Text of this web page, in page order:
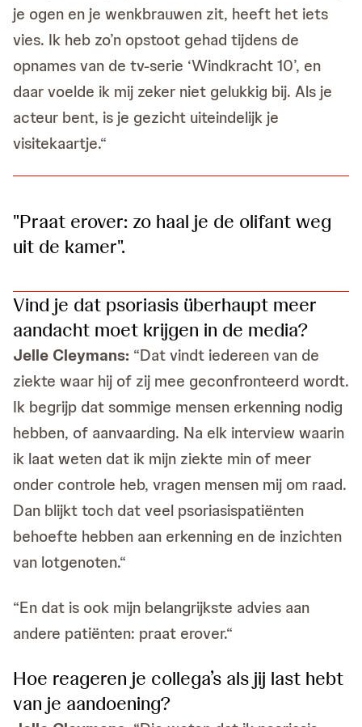
je ogen en je wenkbrauwen zit, heeft het iets
vies. Ik heb zo’n opstoot gehad tijdens de
opnames van de tv-serie ‘Windkracht 10’, en
daar voelde ik mij zeker niet gelukkig bij. Als je
acteur bent, is je gezicht uiteindelijk je
visitekaartje.“
"Praat erover: zo haal je de olifant weg
uit de kamer".
Vind je dat psoriasis überhaupt meer
aandacht moet krijgen in de media?
Jelle Cleymans: “Dat vindt iedereen van de
ziekte waar hij of zij mee geconfronteerd wordt.
Ik begrijp dat sommige mensen erkenning nodig
hebben, of aanvaarding. Na elk interview waarin
ik laat weten dat ik mijn ziekte min of meer
onder controle heb, vragen mensen mij om raad.
Dan blijkt toch dat veel psoriasispatiënten
behoefte hebben aan erkenning en de inzichten
van lotgenoten.“
“En dat is ook mijn belangrijkste advies aan
andere patiënten: praat erover.“
Hoe reageren je collega’s als jij last hebt
van je aandoening?